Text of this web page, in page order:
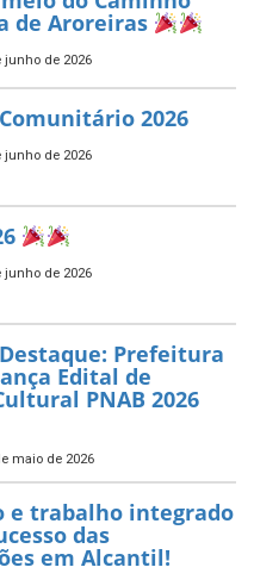
de Aroreiras
junho de 2026
2026
junho de 2026
junho de 2026
Prefeitura
Edital de
PNAB 2026
maio de 2026
e trabalho integrado
das
em Alcantil!